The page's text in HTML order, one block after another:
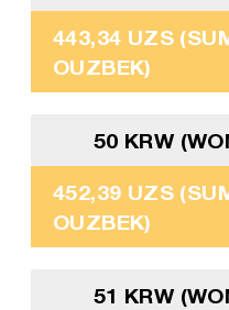
443,34 UZS
OUZBEK)
50 KRW
452,39 UZS
OUZBEK)
51 KRW